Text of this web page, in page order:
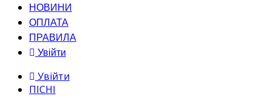
НОВИНИ
ОПЛАТА
ПРАВИЛА
Увійти
Увійти
ПІСНІ